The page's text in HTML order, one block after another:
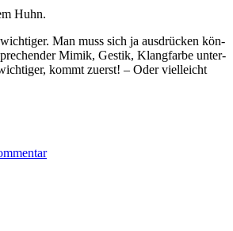
Huhn.
Man muss sich ja aus­drück­en kön­
Mimik, Gestik, Klang­farbe unter­
kommt zuerst! – Oder vielle­icht
und